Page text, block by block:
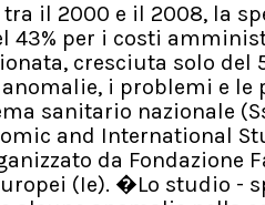
il 2000 e il 2008, la
43% per i costi
cresciuta solo del
i problemi e le
sanitario nazionale
and International
da Fondazione
(Ie). �Lo studio -